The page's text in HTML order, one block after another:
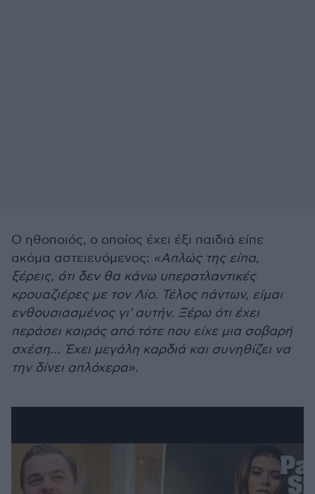
Ο ηθοποιός, ο οποίος έχει έξι παιδιά είπε
ακόμα αστειευόμενος: «Απλώς της είπα,
ξέρεις, ότι δεν θα κάνω υπερατλαντικές
κρουαζιέρες με τον Λίο. Τέλος πάντων, είμαι
ενθουσιασμένος γι' αυτήν. Ξέρω ότι έχει
περάσει καιρός από τότε που είχε μια σοβαρή
σχέση... Έχει μεγάλη καρδιά και συνηθίζει να
την δίνει απλόχερα».